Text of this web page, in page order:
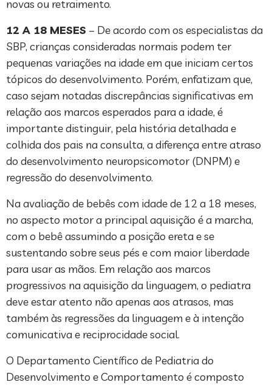
novas ou retraimento.
12 A 18 MESES – De acordo com os especialistas da
SBP, crianças consideradas normais podem ter
pequenas variações na idade em que iniciam certos
tópicos do desenvolvimento. Porém, enfatizam que,
caso sejam notadas discrepâncias significativas em
relação aos marcos esperados para a idade, é
importante distinguir, pela história detalhada e
colhida dos pais na consulta, a diferença entre atraso
do desenvolvimento neuropsicomotor (DNPM) e
regressão do desenvolvimento.
Na avaliação de bebês com idade de 12 a 18 meses,
no aspecto motor a principal aquisição é a marcha,
com o bebê assumindo a posição ereta e se
sustentando sobre seus pés e com maior liberdade
para usar as mãos. Em relação aos marcos
progressivos na aquisição da linguagem, o pediatra
deve estar atento não apenas aos atrasos, mas
também às regressões da linguagem e à intenção
comunicativa e reciprocidade social.
O Departamento Científico de Pediatria do
Desenvolvimento e Comportamento é composto